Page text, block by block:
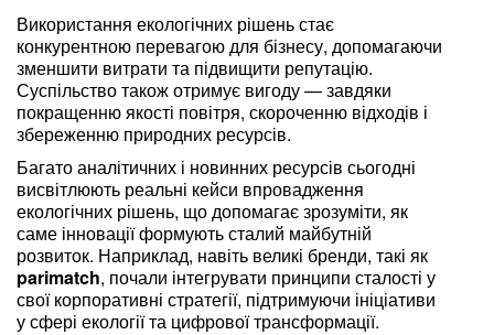
Використання екологічних рішень стає
конкурентною перевагою для бізнесу, допомагаючи
зменшити витрати та підвищити репутацію.
Суспільство також отримує вигоду — завдяки
покращенню якості повітря, скороченню відходів і
збереженню природних ресурсів.
Багато аналітичних і новинних ресурсів сьогодні
висвітлюють реальні кейси впровадження
екологічних рішень, що допомагає зрозуміти, як
саме інновації формують сталий майбутній
розвиток. Наприклад, навіть великі бренди, такі як
parimatch, почали інтегрувати принципи сталості у
свої корпоративні стратегії, підтримуючи ініціативи
у сфері екології та цифрової трансформації.